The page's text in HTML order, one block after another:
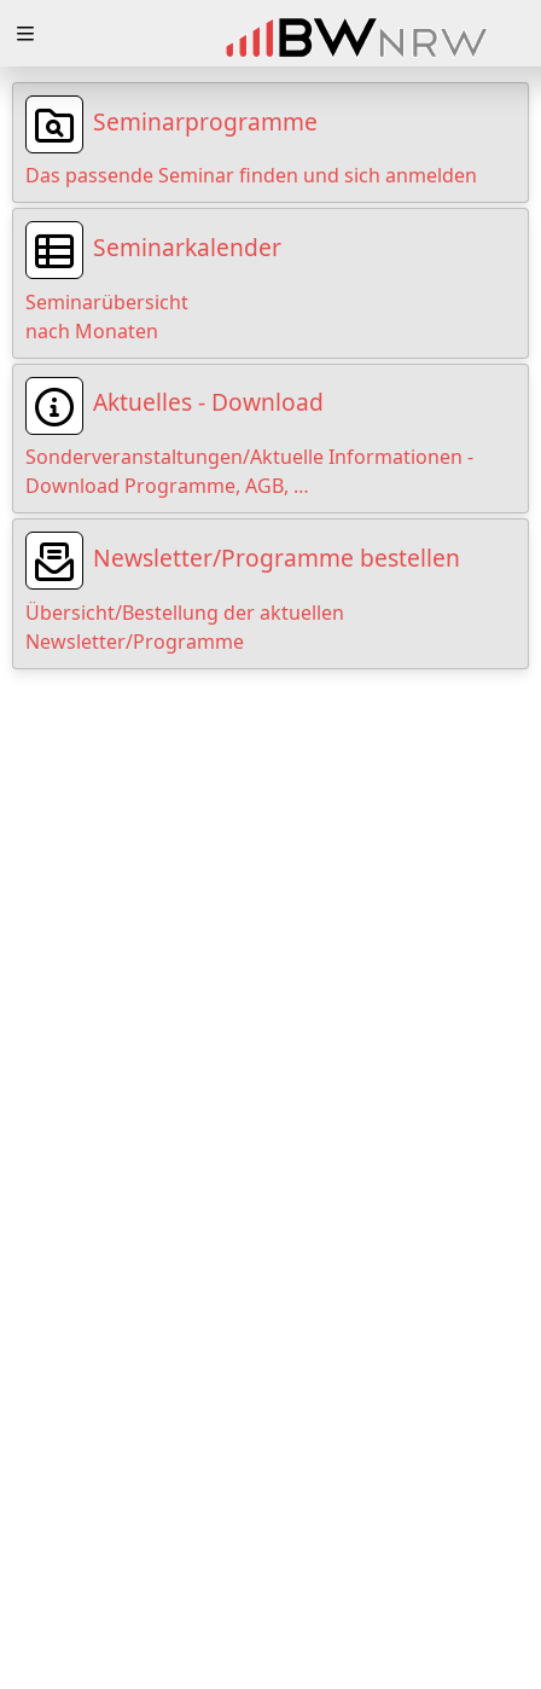
Loading
Loading
Loading
Loading
Loading
Loading
Seminarprogramme
Das passende Seminar finden und sich anmelden
Seminarkalender
Seminarübersicht
nach Monaten
Aktuelles - Download
Sonderveranstaltungen/Aktuelle Informationen -
Download Programme, AGB, …
Newsletter/Programme bestellen
Übersicht/Bestellung der aktuellen
Newsletter/Programme